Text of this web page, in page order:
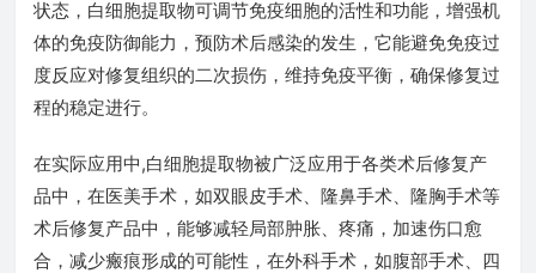
状态，白细胞提取物可调节免疫细胞的活性和功能，增强机
体的免疫防御能力，预防术后感染的发生，它能避免免疫过
度反应对修复组织的二次损伤，维持免疫平衡，确保修复过
程的稳定进行。
在实际应用中,白细胞提取物被广泛应用于各类术后修复产
品中，在医美手术，如双眼皮手术、隆鼻手术、隆胸手术等
术后修复产品中，能够减轻局部肿胀、疼痛，加速伤口愈
合，减少瘢痕形成的可能性，在外科手术，如腹部手术、四